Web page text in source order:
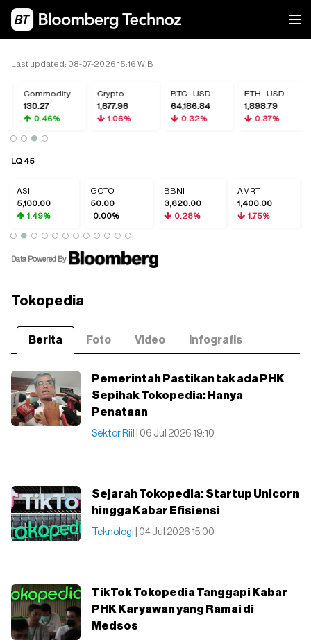
Last updated: 08-07-2026 15:16 WIB
Commodity
130.27
0.46%
Crypto
1,677.96
1.06%
BTC - USD
64,186.84
0.32%
ETH - USD
1,898.79
0.37%
LQ 45
ASII
5,100.00
1.49%
GOTO
50.00
0.00%
BBNI
3,620.00
0.28%
AMRT
1,400.00
1.75%
Data Powered By
Tokopedia
Berita Foto Video Infografis
Pemerintah Pastikan tak ada PHK
Sepihak Tokopedia: Hanya
Penataan
Sektor Riil | 06 Jul 2026 19:10
Sejarah Tokopedia: Startup Unicorn
hingga Kabar Efisiensi
Teknologi | 04 Jul 2026 15:00
TikTok Tokopedia Tanggapi Kabar
PHK Karyawan yang Ramai di
Medsos